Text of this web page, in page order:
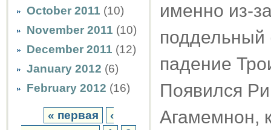
October 2011 (10)
November 2011 (10)
December 2011 (12)
January 2012 (6)
February 2012 (16)
« первая
‹
именно из-
падение
Появился
Агамемнон,